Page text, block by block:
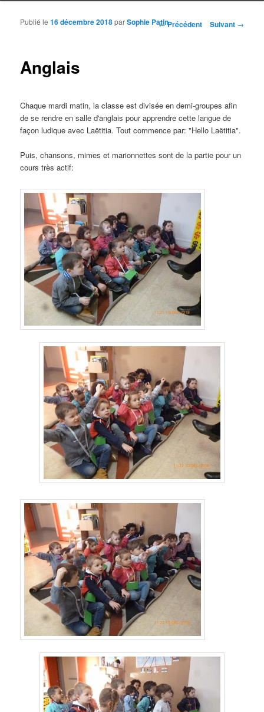
Navigation des articles
←Précédent Suivant →
Anglais
Publié le16 décembre 2018parSophie Patin
Chaque mardi matin, la classe est divisée en demi-groupes afin
de se rendre en salle d'anglais pour apprendre cette langue de
façon ludique avec Laëtitia. Tout commence par: "Hello Laëtitia".
Puis, chansons, mimes et marionnettes sont de la partie pour un
cours très actif: